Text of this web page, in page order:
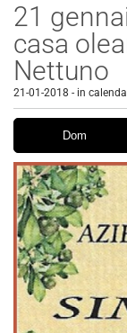
21
casa
Nettuno
21-01-2018 - in
Dom